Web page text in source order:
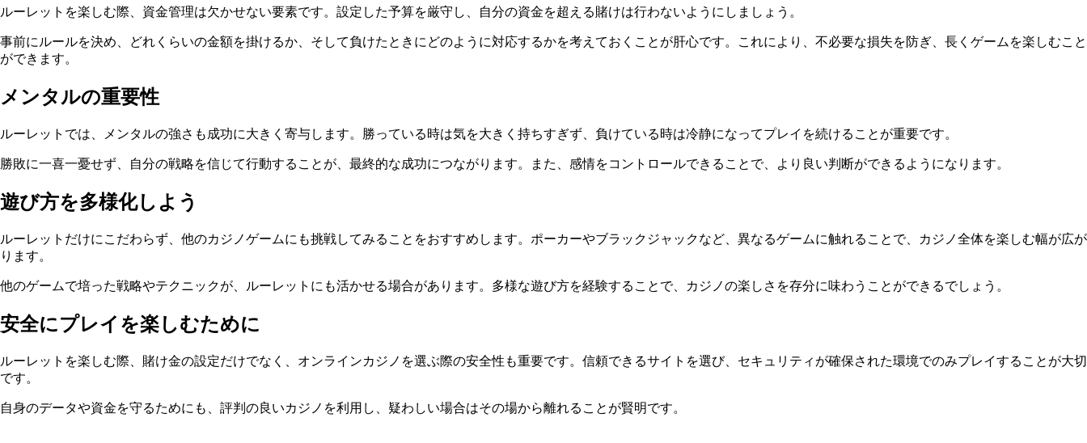
ルーレットを楽しむ際、資金管理は欠かせない要素です。設定した予算を厳守し、自分の資金を超える賭けは行わないようにしましょう。
事前にルールを決め、どれくらいの金額を掛けるか、そして負けたときにどのように対応するかを考えておくことが肝心です。これにより、不必要な損失を防ぎ、長くゲームを楽しむこと
ができます。
メンタルの重要性
ルーレットでは、メンタルの強さも成功に大きく寄与します。勝っている時は気を大きく持ちすぎず、負けている時は冷静になってプレイを続けることが重要です。
勝敗に一喜一憂せず、自分の戦略を信じて行動することが、最終的な成功につながります。また、感情をコントロールできることで、より良い判断ができるようになります。
遊び方を多様化しよう
ルーレットだけにこだわらず、他のカジノゲームにも挑戦してみることをおすすめします。ポーカーやブラックジャックなど、異なるゲームに触れることで、カジノ全体を楽しむ幅が広が
ります。
他のゲームで培った戦略やテクニックが、ルーレットにも活かせる場合があります。多様な遊び方を経験することで、カジノの楽しさを存分に味わうことができるでしょう。
安全にプレイを楽しむために
ルーレットを楽しむ際、賭け金の設定だけでなく、オンラインカジノを選ぶ際の安全性も重要です。信頼できるサイトを選び、セキュリティが確保された環境でのみプレイすることが大切
です。
自身のデータや資金を守るためにも、評判の良いカジノを利用し、疑わしい場合はその場から離れることが賢明です。